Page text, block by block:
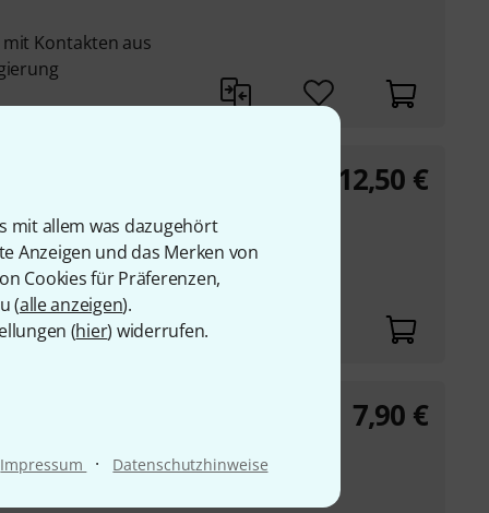
mit allem was dazugehört
Anzeigen und das Merken von
Cookies für Präferenzen,
(alle anzeigen).
(hier) widerrufen.
Impressum · Datenschutzhinweise
Kontakten aus
12,50 €
7,90 €